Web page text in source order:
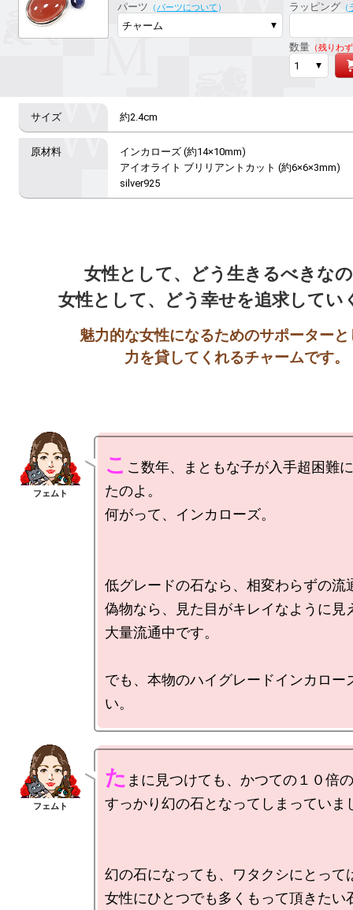
パーツ （パーツについて ） ラッピング（
数量（残りわ
約2.4cm
インカローズ (約14×10mm)
アイオライト ブリリアントカット (約6×6×3mm)
silver925
女性として、どう生きるべきな
女性として、どう幸せを追求してい
魅力的な女性になるためのサポーターと
力を貸してくれるチャームです。
こ こ数年、まともな子が入手超困難
たのよ。
何がって、インカローズ。
低グレードの石なら、相変わらずの流
偽物なら、見た目がキレイなように見
大量流通中です。
でも、本物のハイグレードインカロー
た まに見つけても、かつての１０倍
すっかり幻の石となってしまっていま
幻の石になっても、ワタクシにとって